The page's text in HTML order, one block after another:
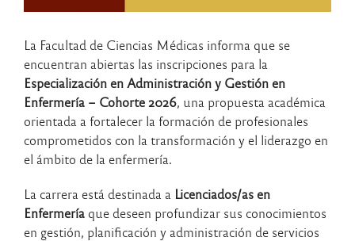
La Facultad de Ciencias Médicas informa que se
encuentran abiertas las inscripciones para la
Especialización en Administración y Gestión en
Enfermería – Cohorte 2026, una propuesta académica
orientada a fortalecer la formación de profesionales
comprometidos con la transformación y el liderazgo en
el ámbito de la enfermería.
La carrera está destinada a Licenciados/as en
Enfermería que deseen profundizar sus conocimientos
en gestión, planificación y administración de servicios